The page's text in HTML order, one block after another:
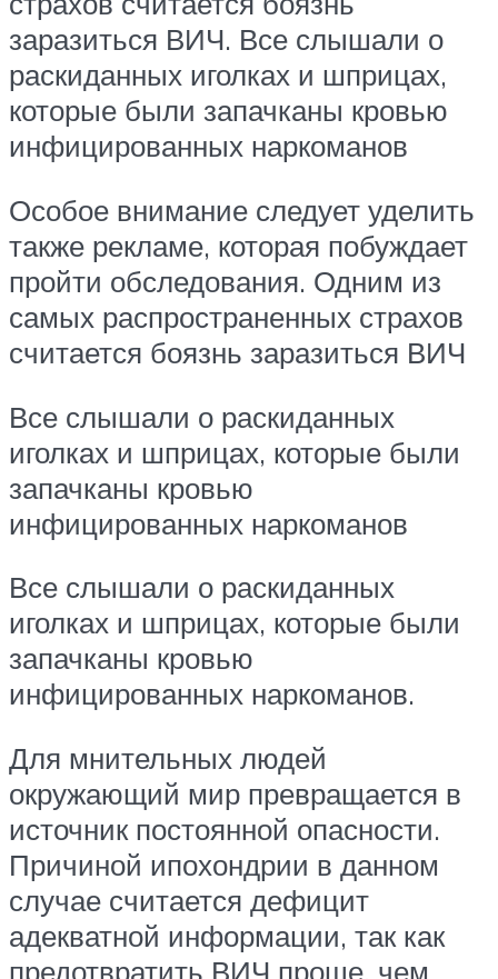
заразиться ВИЧ. Все слышали о
раскиданных иголках и шприцах,
которые были запачканы кровью
инфицированных наркоманов
Особое внимание следует уделить
также рекламе, которая побуждает
пройти обследования. Одним из
самых распространенных страхов
считается боязнь заразиться ВИЧ
Все слышали о раскиданных
иголках и шприцах, которые были
запачканы кровью
инфицированных наркоманов
Все слышали о раскиданных
иголках и шприцах, которые были
запачканы кровью
инфицированных наркоманов.
Для мнительных людей
окружающий мир превращается в
источник постоянной опасности.
Причиной ипохондрии в данном
случае считается дефицит
адекватной информации, так как
предотвратить ВИЧ проще, чем